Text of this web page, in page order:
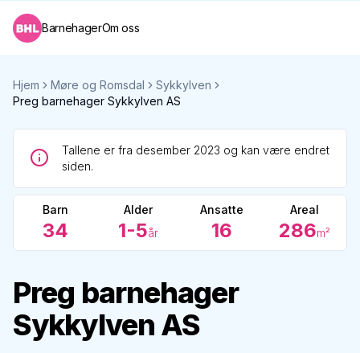
BarnehagerOm oss
Hjem Møre og Romsdal
Sykkylven
Preg barnehager Sykkylven AS
Tallene er fra desember 2023 og kan være endret
siden.
Barn
34
Alder
1-5år
Ansatte
16
Areal
286m²
Preg barnehager
Sykkylven AS